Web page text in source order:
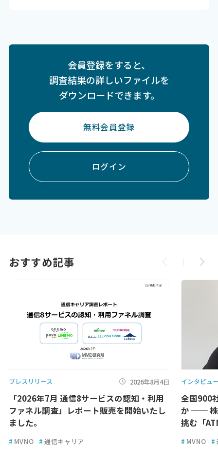
会員登録をすると、
調査結果の詳しいファイルを
ダウンロードできます。
無料会員登録
ログイン
おすすめ記事
プレスリリース 2026年8月4日
「2026年7月 通信8サービスの認知・利用
ファネル調査」レポート販売を開始いたし
ました。
# MVNO # 通信キャリア
インタビュ
全国900
か ── 株
挑む「
# MVNO #